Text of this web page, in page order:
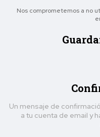
Nos comprometemos a no
Un mensaje de
a tu cuenta de email y